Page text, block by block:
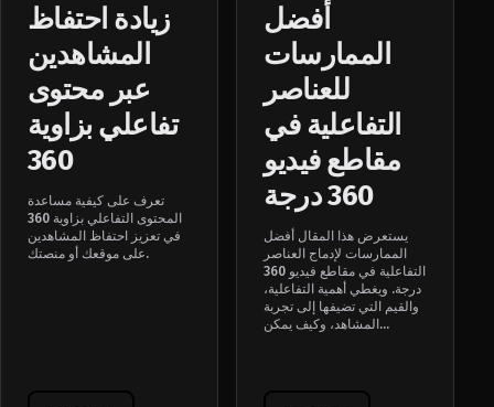
زيادة احتفاظ
المشاهدين
عبر محتوى
تفاعلي بزاوية
360
تعرف على كيفية مساعدة
المحتوى التفاعلي بزاوية 360
في تعزيز احتفاظ المشاهدين
على موقعك أو منصتك.
أفضل
الممارسات
للعناصر
التفاعلية في
مقاطع فيديو
360 درجة
يستعرض هذا المقال أفضل
الممارسات لإدماج العناصر
التفاعلية في مقاطع فيديو 360
درجة. ويغطي أهمية التفاعلية،
والقيم التي تضيفها إلى تجربة
المشاهد، وكيف يمكن...